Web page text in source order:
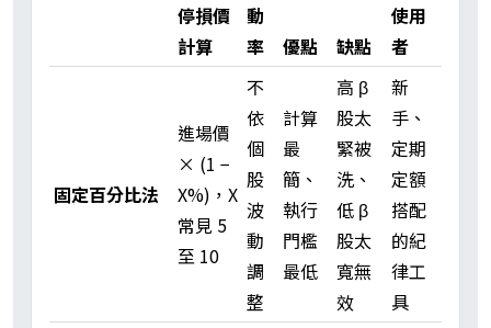
停損價
計算
動
率
優點 缺點
使用
者
固定百分比法
進場價
× (1 −
X%)，X
常見 5
至 10
不
依
個
股
波
動
調
整
計算
最
簡、
執行
門檻
最低
高 β
股太
緊被
洗、
低 β
股太
寬無
效
新
手、
定期
定額
搭配
的紀
律工
具